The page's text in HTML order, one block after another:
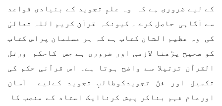
کے لیے ضروری ہے کہ وہ علمِ تجوید کے بنیادی قواعد
سے آگاہی حاصل کرے ۔ کیونکہ قرآن کریم اللہ تعالیٰ
کی وہ عظیم الشان کتاب ہے کہ ہر مسلمان پراس کتاب
کو صحیح پڑھنا لازمی اور ضروری ہے جس کاحکم ورتل
القرآن ترتیلا سے واضح ہوتا ہے۔ اس قرآنی حکم کی
تکمیل اور فنّ تجویدکوطالبِ تجوید کےلیے آسان
اورعام فہم بناکر پیش کرناایک استاد کے منصب کا